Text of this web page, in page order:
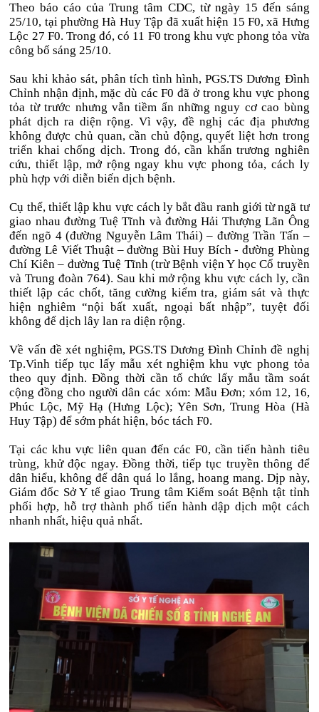
Theo báo cáo của Trung tâm CDC, từ ngày 15 đến sáng
25/10, tại phường Hà Huy Tập đã xuất hiện 15 F0, xã Hưng
Lộc 27 F0. Trong đó, có 11 F0 trong khu vực phong tỏa vừa
công bố sáng 25/10.
Sau khi khảo sát, phân tích tình hình, PGS.TS Dương Đình
Chỉnh nhận định, mặc dù các F0 đã ở trong khu vực phong
tỏa từ trước nhưng vẫn tiềm ẩn những nguy cơ cao bùng
phát dịch ra diện rộng. Vì vậy, đề nghị các địa phương
không được chủ quan, cần chủ động, quyết liệt hơn trong
triển khai chống dịch. Trong đó, cần khẩn trương nghiên
cứu, thiết lập, mở rộng ngay khu vực phong tỏa, cách ly
phù hợp với diễn biến dịch bệnh.
Cụ thể, thiết lập khu vực cách ly bắt đầu ranh giới từ ngã tư
giao nhau đường Tuệ Tĩnh và đường Hải Thượng Lãn Ông
đến ngõ 4 (đường Nguyễn Lâm Thái) – đường Trần Tấn –
đường Lê Viết Thuật – đường Bùi Huy Bích - đường Phùng
Chí Kiên – đường Tuệ Tĩnh (trừ Bệnh viện Y học Cổ truyền
và Trung đoàn 764). Sau khi mở rộng khu vực cách ly, cần
thiết lập các chốt, tăng cường kiểm tra, giám sát và thực
hiện nghiêm “nội bất xuất, ngoại bất nhập”, tuyệt đối
không để dịch lây lan ra diện rộng.
Về vấn đề xét nghiệm, PGS.TS Dương Đình Chỉnh đề nghị
Tp.Vinh tiếp tục lấy mẫu xét nghiệm khu vực phong tỏa
theo quy định. Đồng thời cần tổ chức lấy mẫu tầm soát
cộng đồng cho người dân các xóm: Mẫu Đơn; xóm 12, 16,
Phúc Lộc, Mỹ Hạ (Hưng Lộc); Yên Sơn, Trung Hòa (Hà
Huy Tập) để sớm phát hiện, bóc tách F0.
Tại các khu vực liên quan đến các F0, cần tiến hành tiêu
trùng, khử độc ngay. Đồng thời, tiếp tục truyền thông để
dân hiểu, không để dân quá lo lắng, hoang mang. Dịp này,
Giám đốc Sở Y tế giao Trung tâm Kiểm soát Bệnh tật tỉnh
phối hợp, hỗ trợ thành phố tiến hành dập dịch một cách
nhanh nhất, hiệu quả nhất.